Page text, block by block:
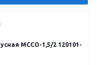
МССО-1,5/2 120101-